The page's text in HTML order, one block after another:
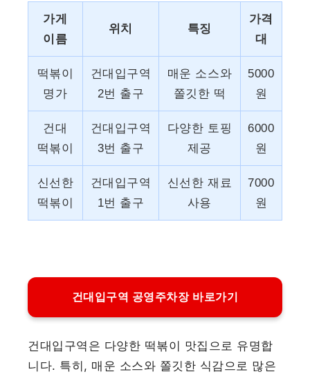
가게
이름
위치 특징
가격
대
떡볶이
명가
건대입구역
2번 출구
매운 소스와
쫄깃한 떡
5000
원
건대
떡볶이
건대입구역
3번 출구
다양한 토핑
제공
6000
원
신선한
떡볶이
건대입구역
1번 출구
신선한 재료
사용
7000
원
건대입구역 공영주차장 바로가기
건대입구역은 다양한 떡볶이 맛집으로 유명합
니다. 특히, 매운 소스와 쫄깃한 식감으로 많은